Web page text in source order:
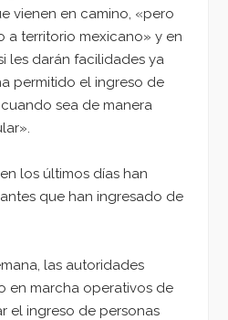
vienen en camino, «pero
a territorio mexicano» y en
les darán facilidades ya
permitido el ingreso de
sea de manera
los últimos días han
que han ingresado de
las autoridades
en marcha operativos de
el ingreso de personas